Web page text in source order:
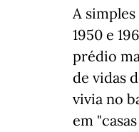
A
1950 e
prédio
de vidas
vivia no
em